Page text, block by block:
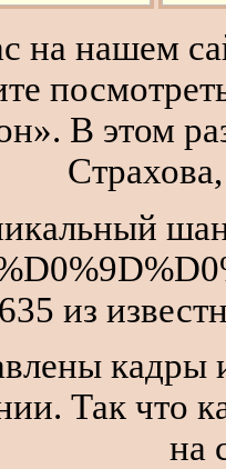
на нашем
В этом
из
кадры
Так что
на